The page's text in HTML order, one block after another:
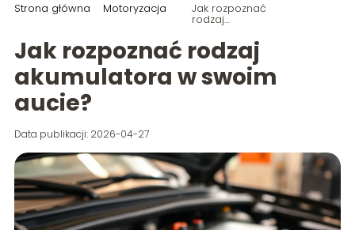
Strona główna Motoryzacja Jak rozpoznać
rodzaj
akumulatora
w swoim
aucie?
Jak rozpoznać rodzaj
akumulatora w swoim
aucie?
Data publikacji: 2026-04-27